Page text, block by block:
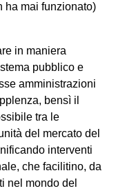
ha mai funzionato)
in maniera
pubblico e
amministrazioni
bensì il
tra le
del mercato del
interventi
che facilitino, da
nel mondo del